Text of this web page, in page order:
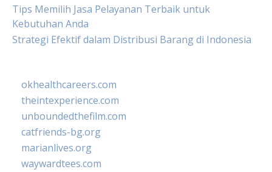
Tips Memilih Jasa Pelayanan Terbaik untuk
Kebutuhan Anda
Strategi Efektif dalam Distribusi Barang di Indonesia
okhealthcareers.com
theintexperience.com
unboundedthefilm.com
catfriends-bg.org
marianlives.org
waywardtees.com